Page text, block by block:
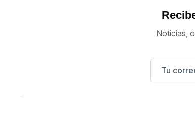
Noticias,